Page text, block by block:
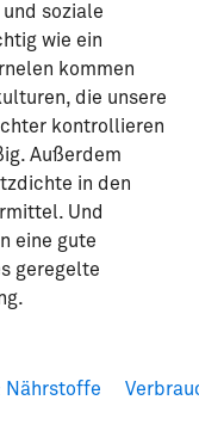
soziale
wie ein
kommen
die unsere
kontrollieren
Außerdem
in den
Und
eine gute
geregelte
Nährstoffe